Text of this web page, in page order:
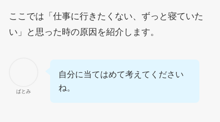
ここでは「仕事に行きたくない、ずっと寝ていた
い」と思った時の原因を紹介します。
ぱとみ
自分に当てはめて考えてください
ね。